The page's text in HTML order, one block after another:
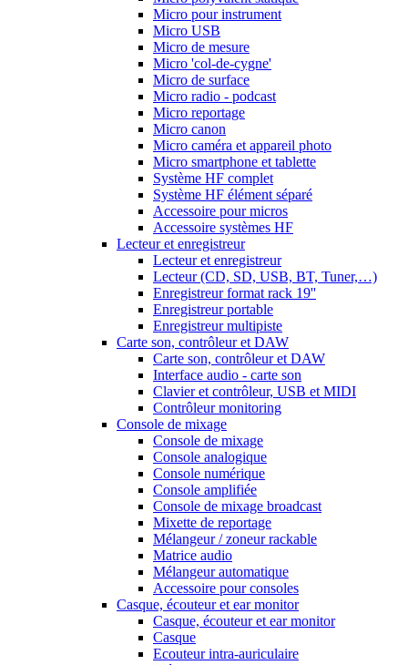
Micro pour instrument
Micro USB
Micro de mesure
Micro 'col-de-cygne'
Micro de surface
Micro radio - podcast
Micro reportage
Micro canon
Micro caméra et appareil photo
Micro smartphone et tablette
Système HF complet
Système HF élément séparé
Accessoire pour micros
Accessoire systèmes HF
Lecteur et enregistreur
Lecteur et enregistreur
Lecteur (CD, SD, USB, BT, Tuner,…)
Enregistreur format rack 19''
Enregistreur portable
Enregistreur multipiste
Carte son, contrôleur et DAW
Carte son, contrôleur et DAW
Interface audio - carte son
Clavier et contrôleur, USB et MIDI
Contrôleur monitoring
Console de mixage
Console de mixage
Console analogique
Console numérique
Console amplifiée
Console de mixage broadcast
Mixette de reportage
Mélangeur / zoneur rackable
Matrice audio
Mélangeur automatique
Accessoire pour consoles
Casque, écouteur et ear monitor
Casque, écouteur et ear monitor
Casque
Ecouteur intra-auriculaire